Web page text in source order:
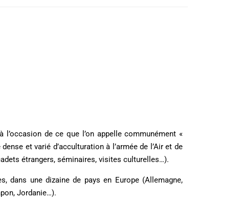
l’occasion de ce que l’on appelle communément «
et varié d’acculturation à l’armée de l’Air et de
étrangers, séminaires, visites culturelles…).
dans une dizaine de pays en Europe (Allemagne,
Jordanie…).